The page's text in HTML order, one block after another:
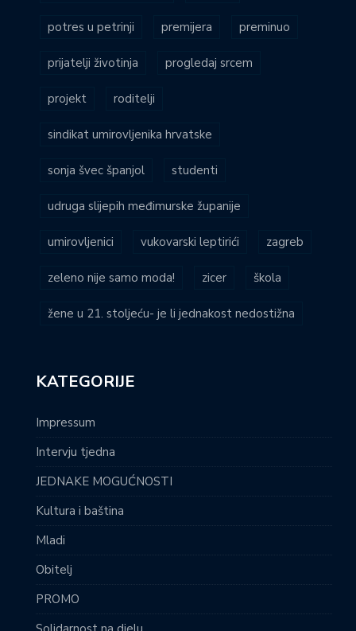
potres u petrinji premijera preminuo
prijatelji životinja progledaj srcem
projekt roditelji
sindikat umirovljenika hrvatske
sonja švec španjol studenti
udruga slijepih međimurske županije
umirovljenici vukovarski leptirići zagreb
zeleno nije samo moda! zicer škola
žene u 21. stoljeću- je li jednakost nedostižna
KATEGORIJE
Impressum
Intervju tjedna
JEDNAKE MOGUĆNOSTI
Kultura i baština
Mladi
Obitelj
PROMO